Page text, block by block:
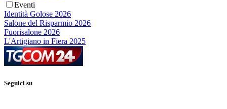
Eventi
Identità Golose 2026
Salone del Risparmio 2026
Fuorisalone 2026
L'Artigiano in Fiera 2025
Seguici su